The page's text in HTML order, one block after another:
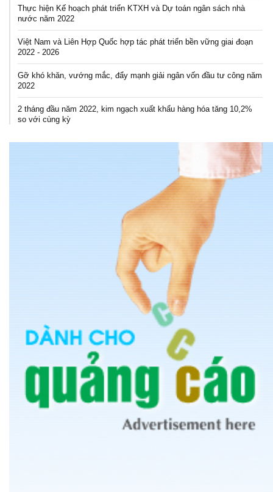
Thực hiện Kế hoạch phát triển KTXH và Dự toán ngân sách nhà
nước năm 2022
Việt Nam và Liên Hợp Quốc hợp tác phát triển bền vững giai đoạn
2022 - 2026
Gỡ khó khăn, vướng mắc, đẩy mạnh giải ngân vốn đầu tư công năm
2022
2 tháng đầu năm 2022, kim ngạch xuất khẩu hàng hóa tăng 10,2%
so với cùng kỳ